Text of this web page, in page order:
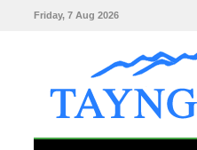
Friday, 7 Aug 2026